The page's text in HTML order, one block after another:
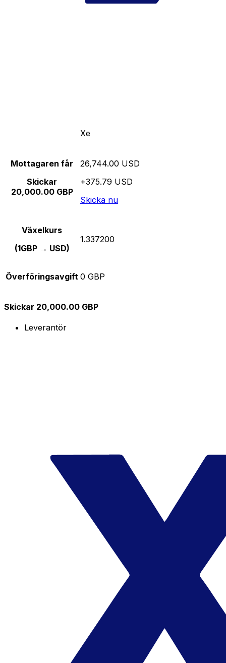
Xe
Mottagaren får
Skickar
20,000.00 GBP
26,744.00 USD
+375.79 USD
Skicka nu
Växelkurs
(1GBP → USD)
1.337200
Överföringsavgift 0 GBP
Skickar 20,000.00 GBP
Leverantör